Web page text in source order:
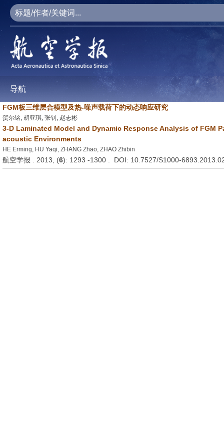
导航
FGM板三维层合模型及热-噪声载荷下的动态响应研究
贺尔铭, 胡亚琪, 张钊, 赵志彬
3-D Laminated Model and Dynamic Response Analysis of FGM
acoustic Environments
HE Erming, HU Yaqi, ZHANG Zhao, ZHAO Zhibin
航空学报 . 2013, (6): 1293 -1300 . DOI: 10.7527/S1000-